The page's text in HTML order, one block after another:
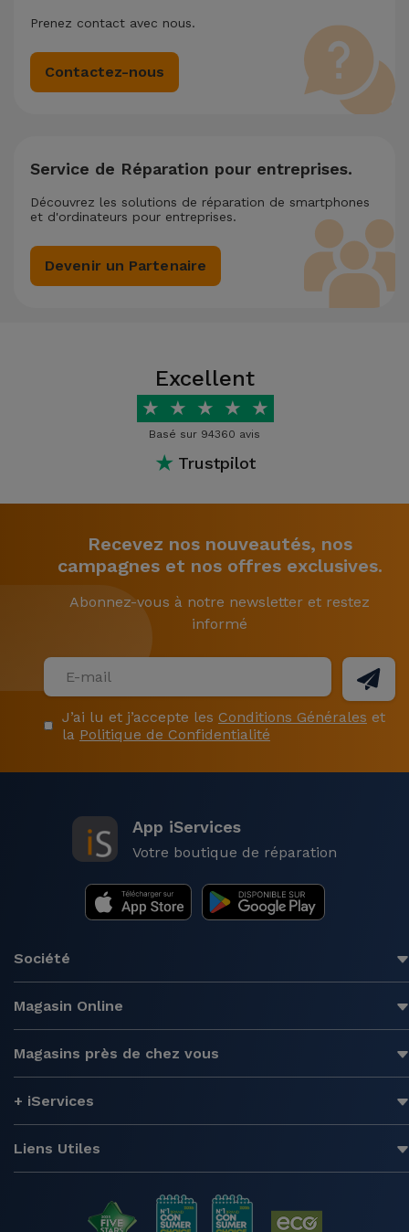
Prenez contact avec nous.
Contactez-nous
Service de Réparation pour entreprises.
Découvrez les solutions de réparation de smartphones
et d'ordinateurs pour entreprises.
Devenir un Partenaire
Excellent
★ ★ ★ ★ ★
Basé sur 94360 avis
★ Trustpilot
Recevez nos nouveautés, nos
campagnes et nos offres exclusives.
Abonnez-vous à notre newsletter et restez
informé
J’ai lu et j’accepte les Conditions Générales et
la Politique de Confidentialité
App iServices
Votre boutique de réparation
Société
Magasin Online
Magasins près de chez vous
+ iServices
Liens Utiles